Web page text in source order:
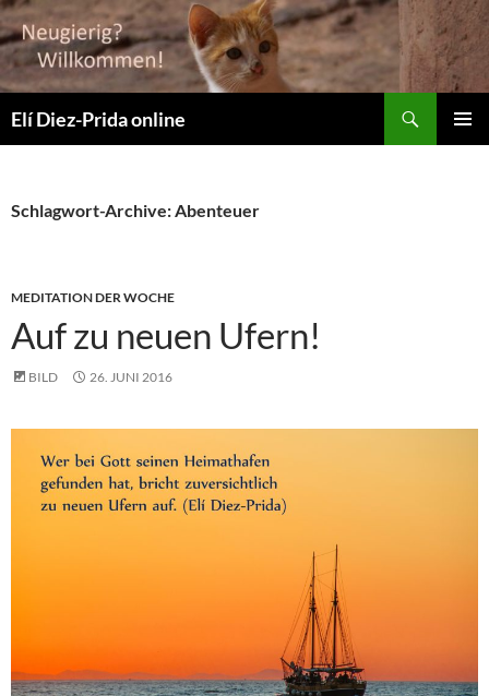
Elí Diez-Prida online
Schlagwort-Archive: Abenteuer
MEDITATION DER WOCHE
Auf zu neuen Ufern!
BILD 26. JUNI 2016